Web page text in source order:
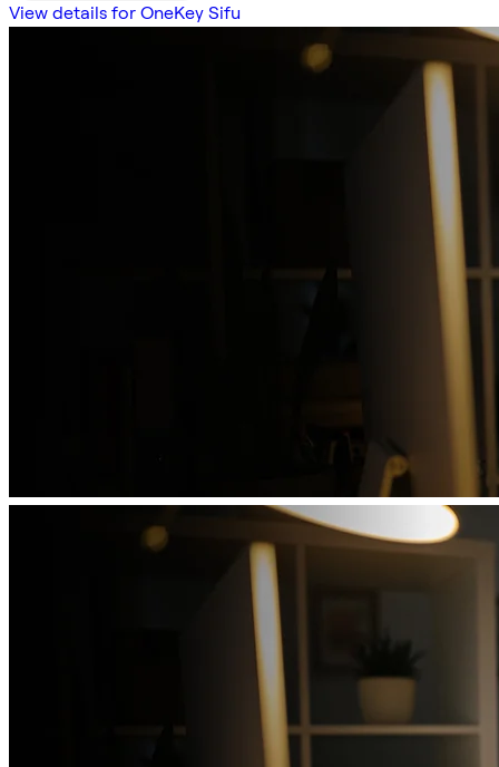
View details for OneKey Sifu